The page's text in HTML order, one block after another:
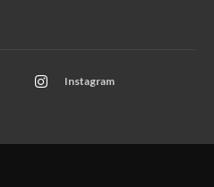
Instagram